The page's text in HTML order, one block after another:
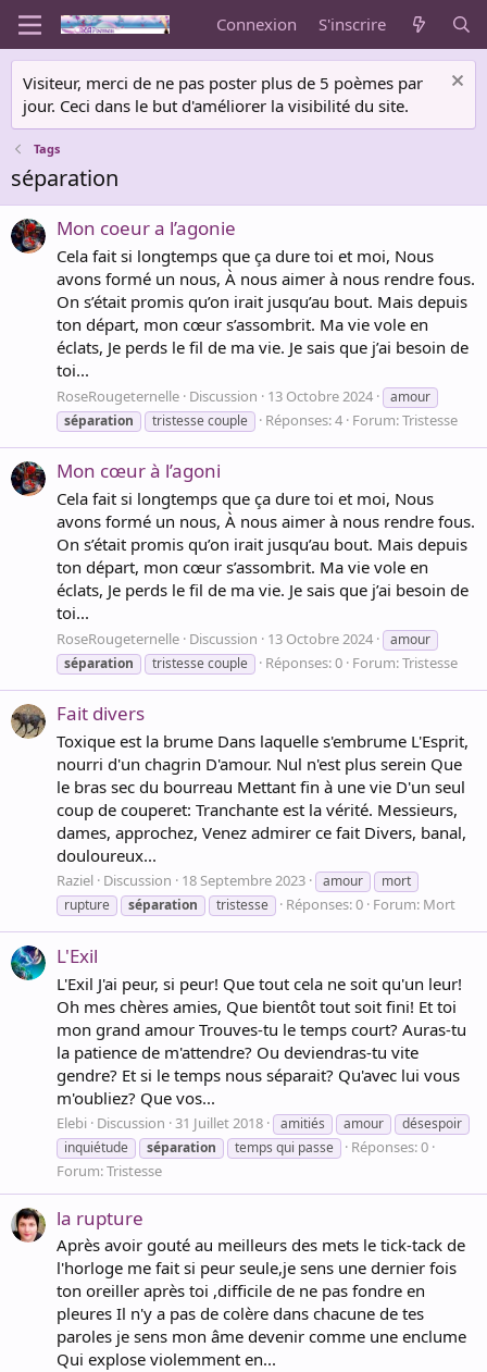
Connexion S'inscrire
Visiteur, merci de ne pas poster plus de 5 poèmes par
jour. Ceci dans le but d'améliorer la visibilité du site.
Tags
séparation
Mon coeur a l’agonie
Cela fait si longtemps que ça dure toi et moi, Nous
avons formé un nous, À nous aimer à nous rendre fous.
On s’était promis qu’on irait jusqu’au bout. Mais depuis
ton départ, mon cœur s’assombrit. Ma vie vole en
éclats, Je perds le fil de ma vie. Je sais que j’ai besoin de
toi...
RoseRougeternelle Discussion 13 Octobre 2024
amour
séparation
tristesse couple Réponses: 4 Forum:Tristesse
Mon cœur à l’agoni
Cela fait si longtemps que ça dure toi et moi, Nous
avons formé un nous, À nous aimer à nous rendre fous.
On s’était promis qu’on irait jusqu’au bout. Mais depuis
ton départ, mon cœur s’assombrit. Ma vie vole en
éclats, Je perds le fil de ma vie. Je sais que j’ai besoin de
toi...
RoseRougeternelle Discussion 13 Octobre 2024
amour
séparation
tristesse couple Réponses: 0 Forum:Tristesse
Fait divers
Toxique est la brume Dans laquelle s'embrume L'Esprit,
nourri d'un chagrin D'amour. Nul n'est plus serein Que
le bras sec du bourreau Mettant fin à une vie D'un seul
coup de couperet: Tranchante est la vérité. Messieurs,
dames, approchez, Venez admirer ce fait Divers, banal,
douloureux...
Raziel Discussion 18 Septembre 2023 amour
mort
rupture
séparation tristesse Réponses: 0 Forum: Mort
L'Exil
L'Exil J'ai peur, si peur! Que tout cela ne soit qu'un leur!
Oh mes chères amies, Que bientôt tout soit fini! Et toi
mon grand amour Trouves-tu le temps court? Auras-tu
la patience de m'attendre? Ou deviendras-tu vite
gendre? Et si le temps nous séparait? Qu'avec lui vous
m'oubliez? Que vos...
Elebi Discussion 31 Juillet 2018 amitiés amour
désespoir
inquiétude
séparation temps qui passe
Réponses: 0
Forum:Tristesse
la rupture
Après avoir gouté au meilleurs des mets le tick-tack de
l'horloge me fait si peur seule,je sens une dernier fois
ton oreiller après toi ,difficile de ne pas fondre en
pleures Il n'y a pas de colère dans chacune de tes
paroles je sens mon âme devenir comme une enclume
Qui explose violemment en...